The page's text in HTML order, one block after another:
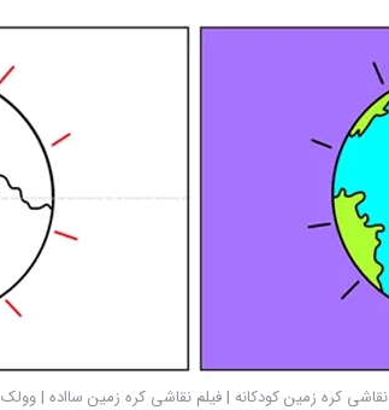
نقاشی کره زمین کودکانه | فیلم نقاشی کره زمین سااده | وولک